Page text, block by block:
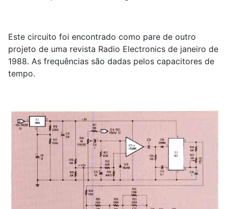
Este circuito foi encontrado como pare de outro
projeto de uma revista Radio Electronics de janeiro de
1988. As frequências são dadas pelos capacitores de
tempo.